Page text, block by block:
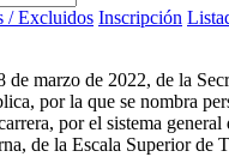
/ Excluidos Inscripción
de marzo de 2022, de la
por la que se nombra
por el sistema general
de la Escala Superior de